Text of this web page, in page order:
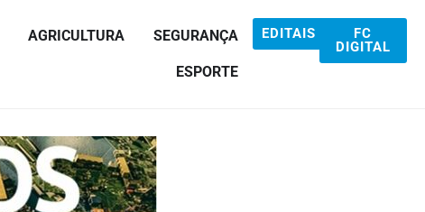
AGRICULTURA SEGURANÇA
ESPORTE
EDITAIS
FC
DIGITAL